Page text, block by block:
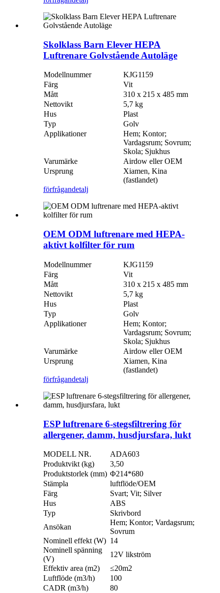
Skolklass Barn Elever HEPA
Luftrenare Golvstående Autoläge
Modellnummer
KJG1159
Färg
Vit
Mått
310 x 215 x 485 mm
Nettovikt
5,7 kg
Hus
Plast
Typ
Golv
Applikationer
Hem; Kontor;
Vardagsrum; Sovrum;
Skola; Sjukhus
Varumärke
Airdow eller OEM
Ursprung
Xiamen, Kina
(fastlandet)
förfrågandetalj
OEM ODM luftrenare med HEPA-
aktivt kolfilter för rum
Modellnummer
KJG1159
Färg
Vit
Mått
310 x 215 x 485 mm
Nettovikt
5,7 kg
Hus
Plast
Typ
Golv
Applikationer
Hem; Kontor;
Vardagsrum; Sovrum;
Skola; Sjukhus
Varumärke
Airdow eller OEM
Ursprung
Xiamen, Kina
(fastlandet)
förfrågandetalj
ESP luftrenare 6-stegsfiltrering för
allergener, damm, husdjursfara, lukt
MODELL NR.
ADA603
Produktvikt (kg)
3,50
Produktstorlek (mm) Φ214*680
Stämpla
luftflöde/OEM
Färg
Svart; Vit; Silver
Hus
ABS
Typ
Skrivbord
Ansökan
Hem; Kontor; Vardagsrum;
Sovrum
Nominell effekt (W) 14
Nominell spänning
(V)
12V likström
Effektiv area (m2)
≤20m2
Luftflöde (m3/h)
100
CADR (m3/h)
80